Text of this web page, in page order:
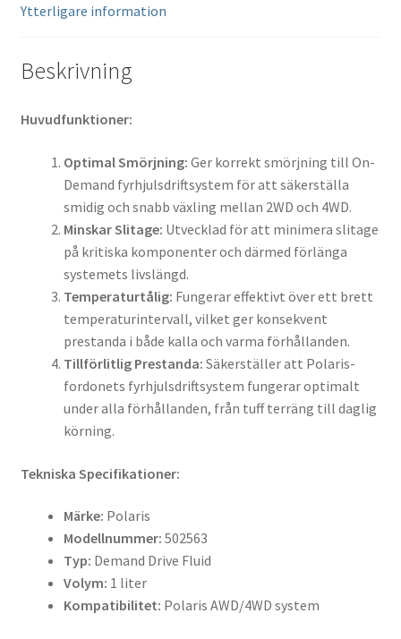
Ytterligare information
Beskrivning
Huvudfunktioner:
Optimal Smörjning: Ger korrekt smörjning till On-
Demand fyrhjulsdriftsystem för att säkerställa
smidig och snabb växling mellan 2WD och 4WD.
Minskar Slitage: Utvecklad för att minimera slitage
på kritiska komponenter och därmed förlänga
systemets livslängd.
Temperaturtålig: Fungerar effektivt över ett brett
temperaturintervall, vilket ger konsekvent
prestanda i både kalla och varma förhållanden.
Tillförlitlig Prestanda: Säkerställer att Polaris-
fordonets fyrhjulsdriftsystem fungerar optimalt
under alla förhållanden, från tuff terräng till daglig
körning.
Tekniska Specifikationer:
Märke: Polaris
Modellnummer: 502563
Typ: Demand Drive Fluid
Volym: 1 liter
Kompatibilitet: Polaris AWD/4WD system